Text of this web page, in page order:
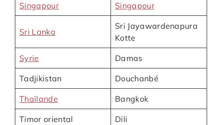
Singapour Singapour
Sri Lanka
Sri Jayawardenapura
Kotte
Syrie Damas
Tadjikistan Douchanbé
Thaïlande Bangkok
Timor oriental Dili